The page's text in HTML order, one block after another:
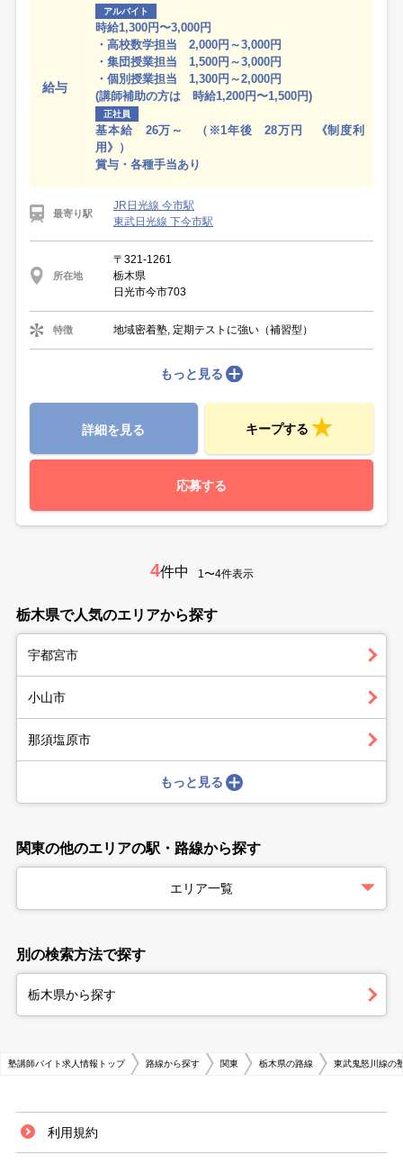
給与
アルバイト
時給1,300円〜3,000円
・高校数学担当 2,000円～3,000円
・集団授業担当 1,500円～3,000円
・個別授業担当 1,300円～2,000円
(講師補助の方は 時給1,200円〜1,500円)
正社員
基本給 26万～ （※1年後 28万円 《制度利
用》）
賞与・各種手当あり
最寄り駅
JR日光線 今市駅
東武日光線 下今市駅
所在地
〒321-1261
栃木県
日光市今市703
特徴 地域密着塾, 定期テストに強い（補習型）
もっと見る
詳細を見る キープする
応募する
4件中 1〜4件表示
栃木県で人気のエリアから探す
宇都宮市
小山市
那須塩原市
もっと見る
関東の他のエリアの駅・路線から探す
エリア一覧
別の検索方法で探す
栃木県から探す
塾講師バイト求人情報トップ 路線から探す 関東 栃木県の路線 東武鬼怒川線の
利用規約